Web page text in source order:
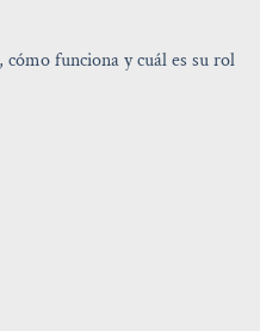
cómo funciona y cuál es su rol